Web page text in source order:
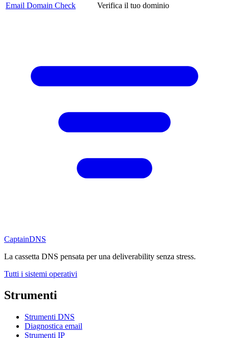
Email Domain Check
Verifica il tuo dominio
CaptainDNS
La cassetta DNS pensata per una deliverability senza stress.
Tutti i sistemi operativi
Strumenti
Strumenti DNS
Diagnostica email
Strumenti IP